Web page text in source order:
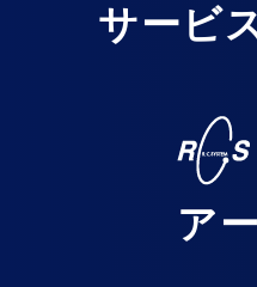
サービ
ア